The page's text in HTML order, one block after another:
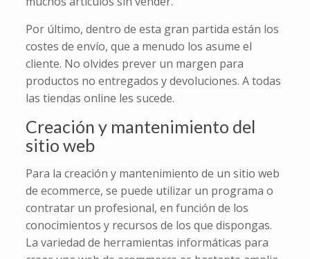
Por último, dentro de esta gran partida están los
costes de envío, que a menudo los asume el
cliente. No olvides prever un margen para
productos no entregados y devoluciones. A todas
las tiendas online les sucede.
Creación y mantenimiento del
sitio web
Para la creación y mantenimiento de un sitio web
de ecommerce, se puede utilizar un programa o
contratar un profesional, en función de los
conocimientos y recursos de los que dispongas.
La variedad de herramientas informáticas para